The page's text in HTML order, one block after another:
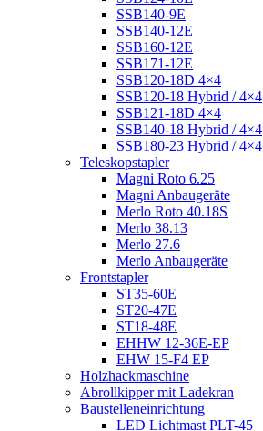
SSB140-9E
SSB140-12E
SSB160-12E
SSB171-12E
SSB120-18D 4×4
SSB120-18 Hybrid / 4×4
SSB121-18D 4×4
SSB140-18 Hybrid / 4×4
SSB180-23 Hybrid / 4×4
Teleskopstapler
Magni Roto 6.25
Magni Anbaugeräte
Merlo Roto 40.18S
Merlo 38.13
Merlo 27.6
Merlo Anbaugeräte
Frontstapler
ST35-60E
ST20-47E
ST18-48E
EHHW 12-36E-EP
EHW 15-F4 EP
Holzhackmaschine
Abrollkipper mit Ladekran
Baustelleneinrichtung
LED Lichtmast PLT-45